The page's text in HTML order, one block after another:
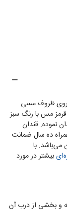
روی ظروف مسی
مس با رنگ سبز
نموده. قندان
ده سال ضمانت
می‌باشد. با
بیشتر در مورد
و بخشی از درب آن